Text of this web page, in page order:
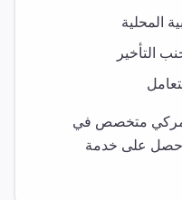
المحلية
التأخير
متخصص في
على خدمة